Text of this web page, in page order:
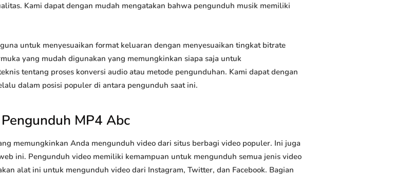
Kami dapat dengan mudah mengatakan bahwa pengunduh musik memiliki
untuk menyesuaikan format keluaran dengan menyesuaikan tingkat bitrate
yang mudah digunakan yang memungkinkan siapa saja untuk
tentang proses konversi audio atau metode pengunduhan. Kami dapat dengan
dalam posisi populer di antara pengunduh saat ini.
Pengunduh MP4 Abc
memungkinkan Anda mengunduh video dari situs berbagi video populer. Ini juga
ini. Pengunduh video memiliki kemampuan untuk mengunduh semua jenis video
alat ini untuk mengunduh video dari Instagram, Twitter, dan Facebook. Bagian